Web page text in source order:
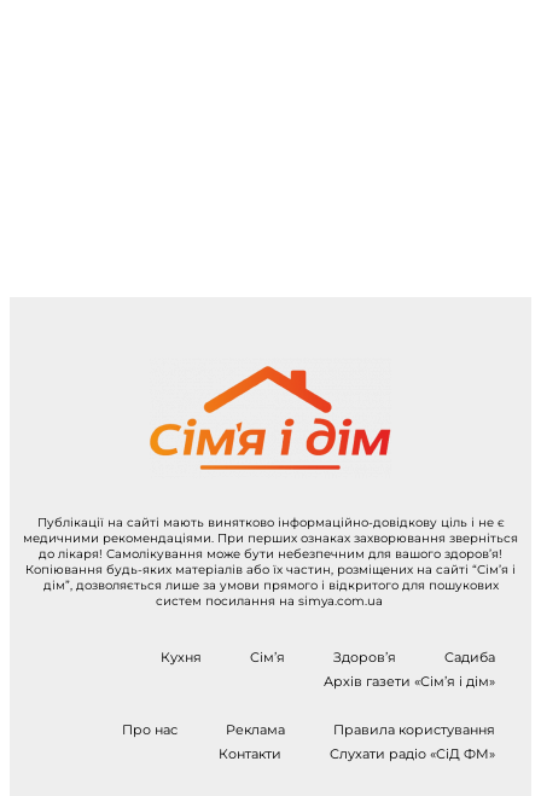
Публікації на сайті мають винятково інформаційно-довідкову ціль і не є
медичними рекомендаціями. При перших ознаках захворювання зверніться
до лікаря! Самолікування може бути небезпечним для вашого здоров’я!
Копіювання будь-яких матеріалів або їх частин, розміщених на сайті “Сім’я і
дім”, дозволяється лише за умови прямого і відкритого для пошукових
систем посилання на simya.com.ua
Кухня Сім’я Здоров’я
Садиба
Архів газети «Сім’я і дім»
Про нас Реклама
Правила користування
Контакти
Слухати радіо «СіД ФМ»